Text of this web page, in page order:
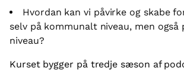
Hvordan kan vi påvirke og skabe
selv på kommunalt niveau, men
niveau?
Kurset bygger på tredje sæson af